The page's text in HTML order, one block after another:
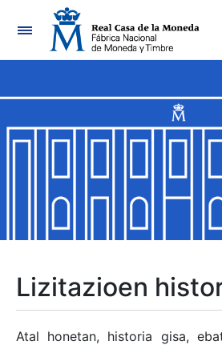
Nabigazioa
Erakutsi/Ezkutatu
Erakutsi/Ezkutatu
Erakutsi/Ezkutatu
Erakutsi/Ezkutatu
Lizitazioen
Atal honetan, historia gisa,